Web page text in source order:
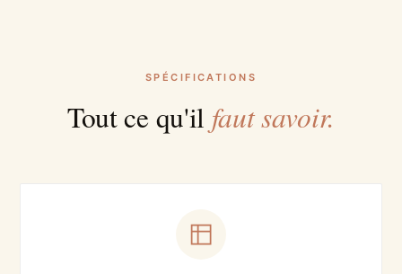
SPÉCIFICATIONS
Tout ce qu'il faut savoir.